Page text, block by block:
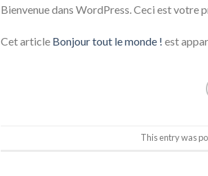
Bienvenue dans WordPress. Ceci est
Cet article Bonjour tout le monde ! est
This entry was